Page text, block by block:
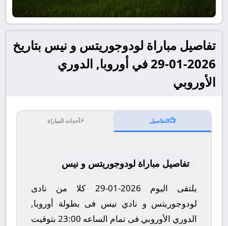
تفاصيل مباراة لودوجوريتس و نيس بتاريخ
2026-01-29 في أوروبا, الدوري
الأوروبي
📺التفاصيل ⚡أحداث المباراة
تفاصيل مباراة لودوجوريتس و نيس
يلتقى اليوم 2026-01-29 كلا من نادى
لودوجوريتس و نادي نيس فى بطولة أوروبا,
الدوري الأوروبي فى تمام الساعه 23:00 بتوقيت